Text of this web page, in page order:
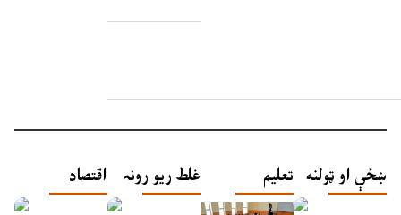
اقتصاد غلط ریو رونہ تعلیم ښځې او ټولنه